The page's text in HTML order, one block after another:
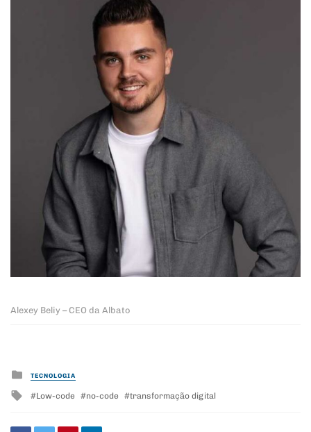
Alexey Beliy – CEO da Albato
Posted
in
TECNOLOGIA
Tagged
Low-code no-code transformação digital